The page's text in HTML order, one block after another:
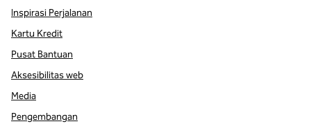
Inspirasi Perjalanan
Kartu Kredit
Pusat Bantuan
Aksesibilitas web
Media
Pengembangan